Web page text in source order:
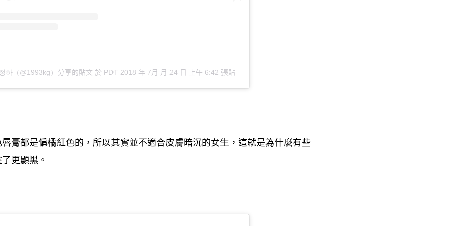
하（@1993kg） 分享的貼文 於 PDT 2018 年 7月 月 24 日 上午 6:42 張貼
膏都是偏橘紅色的 ， 所以其實並不適合皮膚暗沉的女生 ， 這就是為什麼有些
更顯黑。